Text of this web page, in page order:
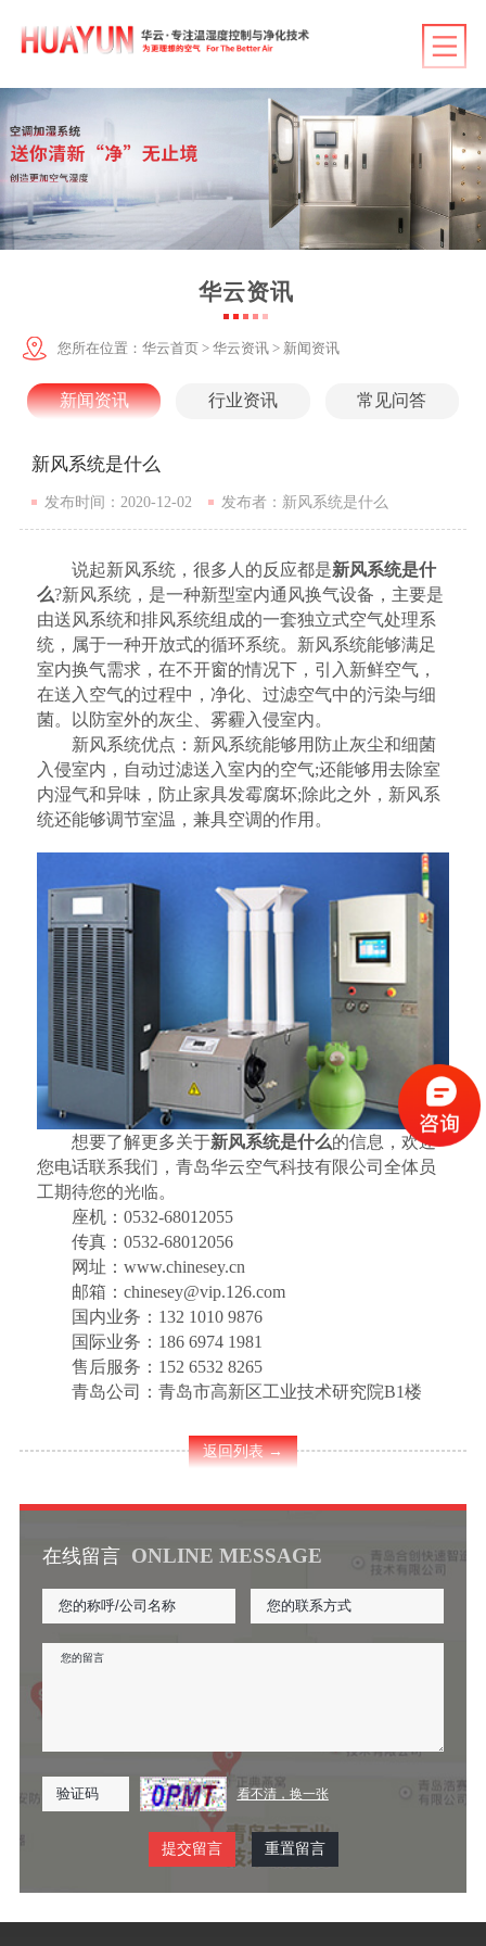
华云首页
产品中心
行业应用
客户案例
技术服务
华云资讯
华云资讯
您所在位置： 华云首页 > 华云资讯> 新闻资讯
新闻资讯 行业资讯 常见问答
新风系统是什么
发布时间：2020-12-02 发布者：新风系统是什么
说起新风系统，很多人的反应都是新风系统是什
么?新风系统，是一种新型室内通风换气设备，主要是
由送风系统和排风系统组成的一套独立式空气处理系
统，属于一种开放式的循环系统。新风系统能够满足
室内换气需求，在不开窗的情况下，引入新鲜空气，
在送入空气的过程中，净化、过滤空气中的污染与细
菌。以防室外的灰尘、雾霾入侵室内。
新风系统优点：新风系统能够用防止灰尘和细菌
入侵室内，自动过滤送入室内的空气;还能够用去除室
内湿气和异味，防止家具发霉腐坏;除此之外，新风系
统还能够调节室温，兼具空调的作用。
想要了解更多关于新风系统是什么的信息，欢迎
您电话联系我们，青岛华云空气科技有限公司全体员
工期待您的光临。
座机：0532-68012055
传真：0532-68012056
网址：www.chinesey.cn
邮箱：chinesey@vip.126.com
国内业务：132 1010 9876
国际业务：186 6974 1981
售后服务：152 6532 8265
青岛公司：青岛市高新区工业技术研究院B1楼
返回列表 →
在线留言 ONLINE MESSAGE
看不清，换一张